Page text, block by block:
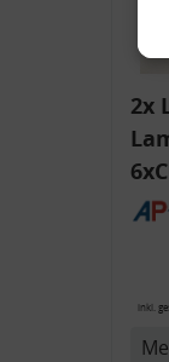
2x
inkl.